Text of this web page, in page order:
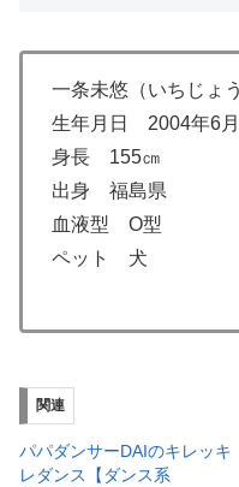
一条未悠（いちじょ
生年月日 2004年6月
身長 155㎝
出身 福島県
血液型 O型
ペット 犬
関連
パパダンサーDAIのキレッキ
レダンス【ダンス系